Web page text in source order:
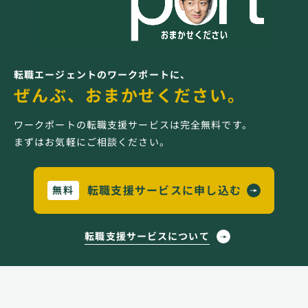
転職エージェントのワークポートに、
ぜんぶ、おまかせください。
ワークポートの転職支援サービスは完全無料です。
まずはお気軽にご相談ください。
無料 転職支援サービスに申し込む
転職支援サービスについて